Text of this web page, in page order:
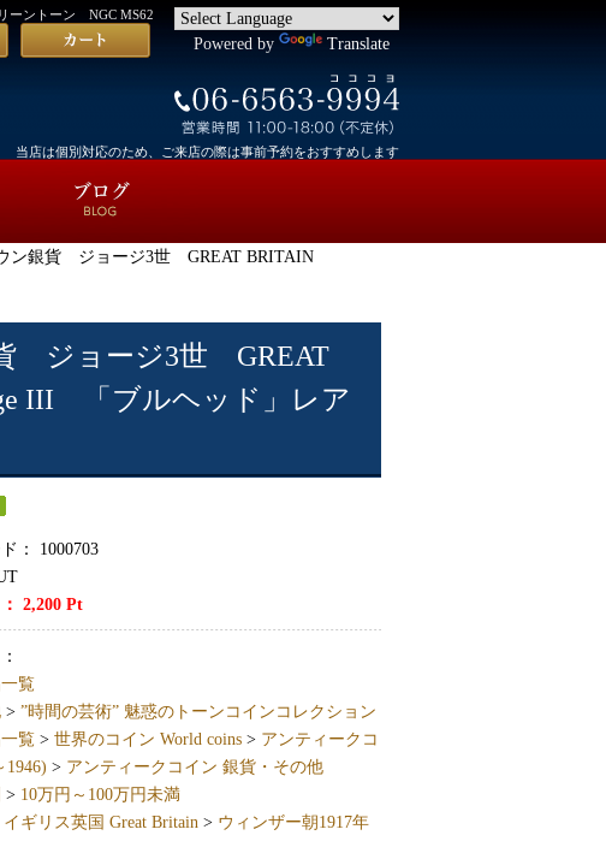
ントーン NGC MS62
Powered by Translate
当店は個別対応のため、ご来店の際は事前予約をおすすめします
ン銀貨 ジョージ3世 GREAT BRITAIN
ジョージ3世 GREAT
III 「ブルヘッド」レア
：
1000703
2,200Pt
覧
> ”時間の芸術” 魅惑のトーンコインコレクション
覧> 世界のコイン World coins> アンティークコ
1946) > アンティークコイン 銀貨・その他
> 10万円～100万円未満
イギリス英国 Great Britain> ウィンザー朝1917年